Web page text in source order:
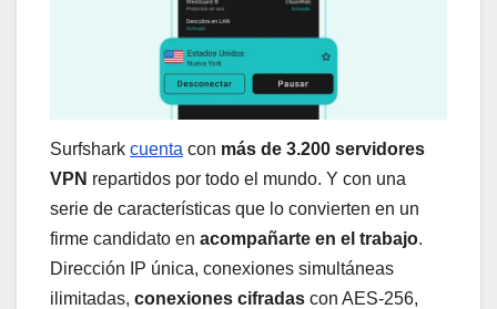
Surfshark cuenta con más de 3.200 servidores
VPN repartidos por todo el mundo. Y con una
serie de características que lo convierten en un
firme candidato en acompañarte en el trabajo.
Dirección IP única, conexiones simultáneas
ilimitadas, conexiones cifradas con AES-256,